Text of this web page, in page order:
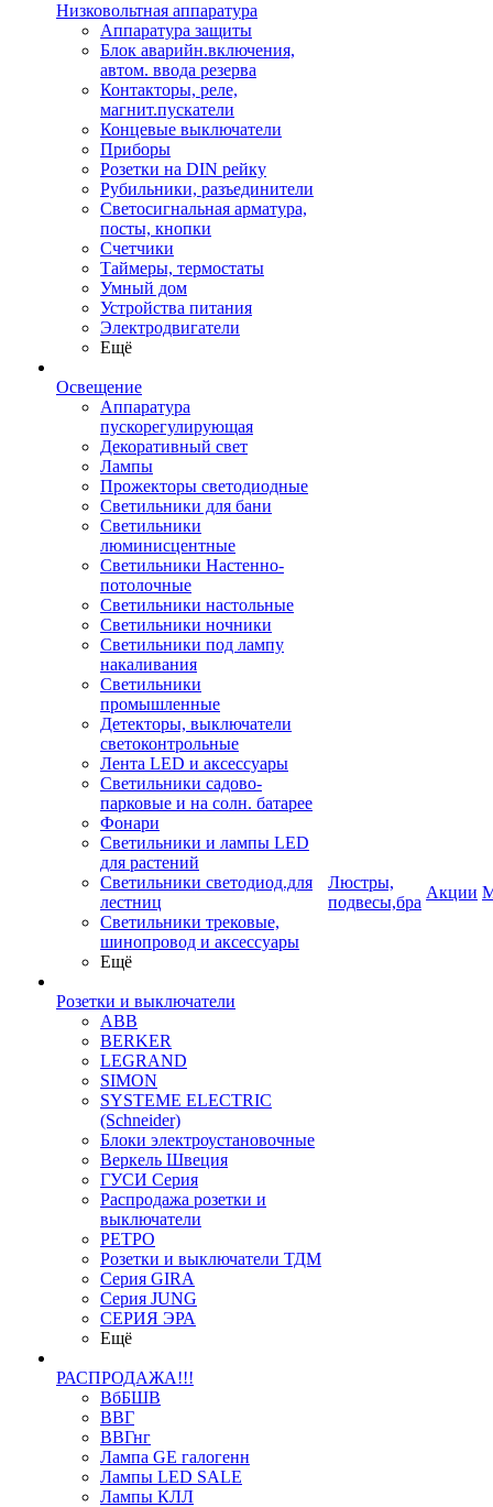
Низковольтная аппаратура
Аппаратура защиты
Блок аварийн.включения,
автом. ввода резерва
Контакторы, реле,
магнит.пускатели
Концевые выключатели
Приборы
Розетки на DIN рейку
Рубильники, разъединители
Светосигнальная арматура,
посты, кнопки
Счетчики
Таймеры, термостаты
Умный дом
Устройства питания
Электродвигатели
Ещё
Освещение
Аппаратура
пускорегулирующая
Декоративный свет
Лампы
Прожекторы светодиодные
Светильники для бани
Светильники
люминисцентные
Светильники Настенно-
потолочные
Светильники настольные
Светильники ночники
Светильники под лампу
накаливания
Светильники
промышленные
Детекторы, выключатели
светоконтрольные
Лента LED и аксессуары
Светильники садово-
парковые и на солн. батарее
Фонари
Светильники и лампы LED
для растений
Светильники светодиод.для
лестниц
Светильники трековые,
шинопровод и аксессуары
Ещё
Розетки и выключатели
ABB
BERKER
LEGRAND
SIMON
SYSTEME ELECTRIC
(Schneider)
Блоки электроустановочные
Веркель Швеция
ГУСИ Серия
Распродажа розетки и
выключатели
РЕТРО
Розетки и выключатели ТДМ
Серия GIRA
Серия JUNG
СЕРИЯ ЭРА
Ещё
РАСПРОДАЖА!!!
ВбБШВ
ВВГ
ВВГнг
Лампа GE галогенн
Лампы LED SALE
Лампы КЛЛ
Люстры,
подвесы,бра
Акции